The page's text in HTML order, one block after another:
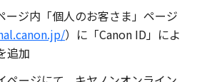
ージ内「個人のお客さま」ページ
）に「Canon ID」によ
追加